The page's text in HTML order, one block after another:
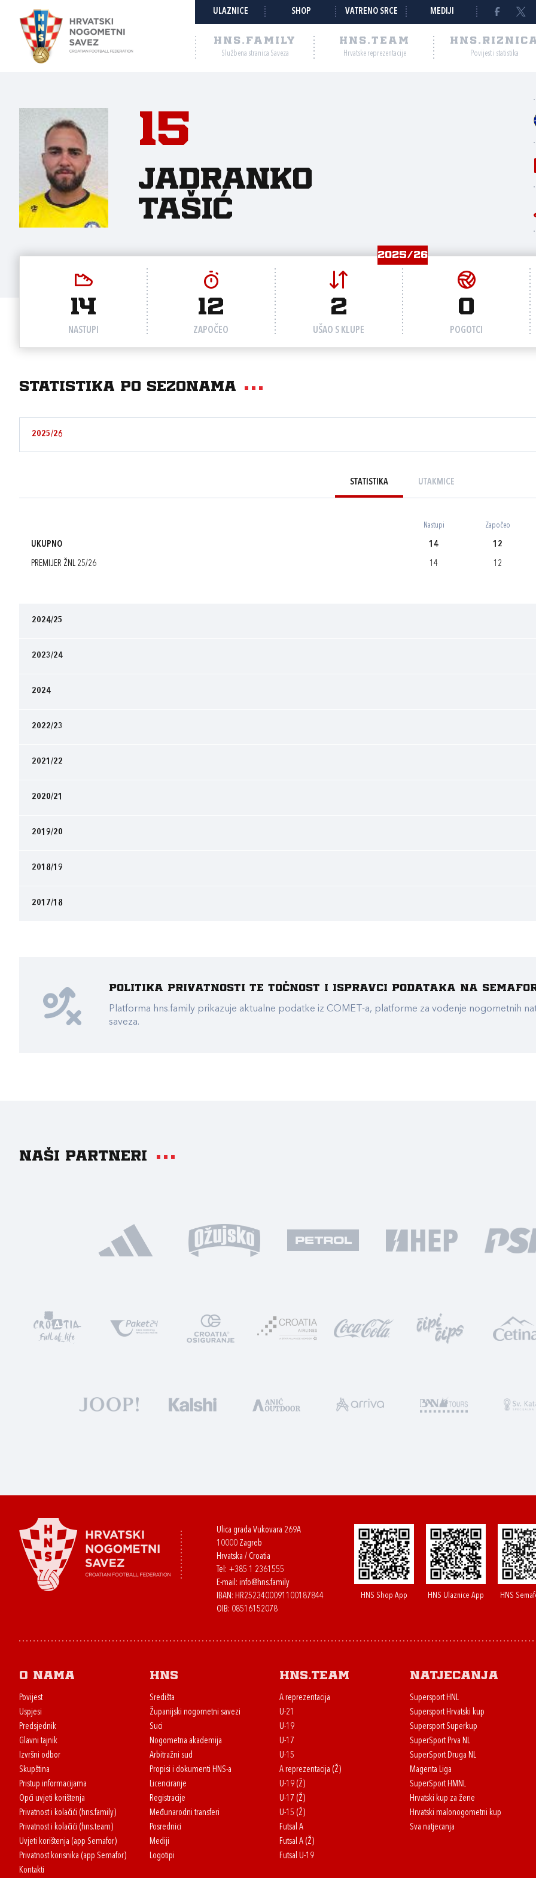
ULAZNICE SHOP VATRENO SRCE MEDIJI
HNS.FAMILY
Službena stranica Saveza
HNS.TEAM
Hrvatske reprezentacije Povijest i statistika
15
Jadranko
Tašić
2025/26
14
NASTUPI
12
ZAPOČEO
2
UŠAO S KLUPE
0
POGOTCI
Statistika po sezonama
2025/26
STATISTIKA UTAKMICE
Nastupi Započeo
UKUPNO 14 12
PREMIJER ŽNL 25/26 14 12
2024/25
2023/24
2024
2022/23
2021/22
2020/21
2019/20
2018/19
2017/18
Politika privatnosti te točnost i ispravci podataka na
Platforma hns.family prikazuje aktualne podatke iz COMET-a, platforme za vođenje nogometnih
saveza.
Naši partneri
Ulica grada Vukovara 269A
10000 Zagreb
Hrvatska / Croatia
Tel: +385 1 2361555
E-mail: info@hns.family
IBAN: HR2523400091100187844
OIB: 08516152078
HNS Shop App HNS Ulaznice App HNS
O nama
Povijest
Uspjesi
Predsjednik
Glavni tajnik
Izvršni odbor
Skupština
Pristup informacijama
Opći uvjeti korištenja
Privatnost i kolačići (hns.family)
Privatnost i kolačići (hns.team)
Uvjeti korištenja (app Semafor)
Privatnost korisnika (app Semafor)
Kontakti
HNS
Središta
Županijski nogometni savezi
Suci
Nogometna akademija
Arbitražni sud
Propisi i dokumenti HNS-a
Licenciranje
Registracije
Međunarodni transferi
Posrednici
Mediji
Logotipi
HNS.team
A reprezentacija
U-21
U-19
U-17
U-15
A reprezentacija (Ž)
U-19 (Ž)
U-17 (Ž)
U-15 (Ž)
Futsal A
Futsal A (Ž)
Futsal U-19
Natjecanja
Supersport HNL
Supersport Hrvatski kup
Supersport Superkup
SuperSport Prva NL
SuperSport Druga NL
Magenta Liga
SuperSport HMNL
Hrvatski kup za žene
Hrvatski malonogometni kup
Sva natjecanja